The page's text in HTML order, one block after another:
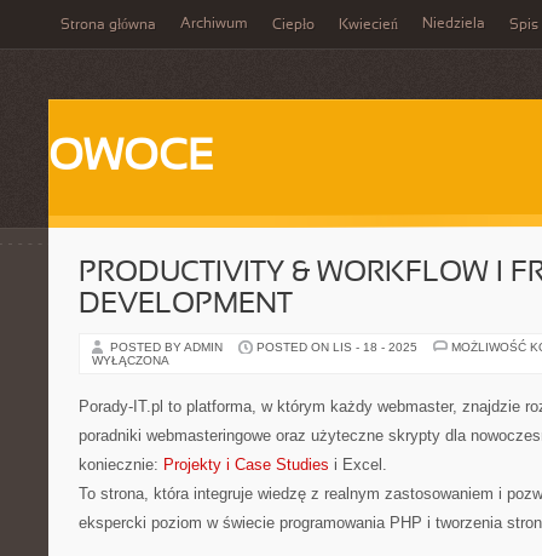
Strona główna Archiwum Ciepło Kwiecień Niedziela Spis
OWOCE
PRODUCTIVITY & WORKFLOW I
DEVELOPMENT
POSTED BY ADMIN POSTED ON LIS - 18 - 2025
MOŻLIWOŚĆ
WYŁĄCZONA
Porady-IT.pl to platforma, w którym każdy webmaster, znajdzie
poradniki webmasteringowe oraz użyteczne skrypty dla
koniecznie: Projekty i Case Studies i Excel.
To strona, która integruje wiedzę z realnym zastosowaniem i
ekspercki poziom w świecie programowania PHP i tworzenia